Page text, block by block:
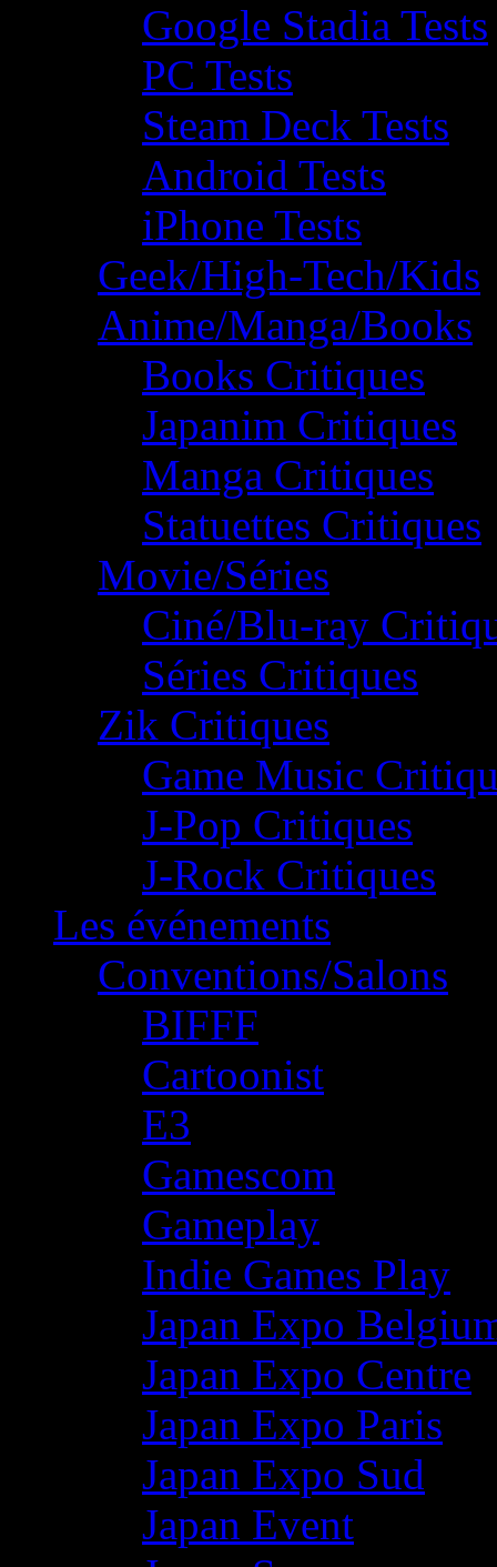
Google Stadia Tests
PC Tests
Steam Deck Tests
Android Tests
iPhone Tests
Geek/High-Tech/Kids
Anime/Manga/Books
Books Critiques
Japanim Critiques
Manga Critiques
Statuettes Critiques
Movie/Séries
Ciné/Blu-ray
Séries Critiques
Zik Critiques
Game Music
J-Pop Critiques
J-Rock Critiques
Les événements
Conventions/Salons
BIFFF
Cartoonist
E3
Gamescom
Gameplay
Indie Games Play
Japan Expo
Japan Expo Centre
Japan Expo Paris
Japan Expo Sud
Japan Event